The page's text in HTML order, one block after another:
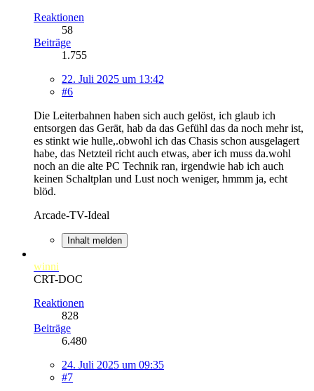
Reaktionen
58
Beiträge
1.755
22. Juli 2025 um 13:42
#6
Die Leiterbahnen haben sich auch gelöst, ich glaub ich
entsorgen das Gerät, hab da das Gefühl das da noch mehr ist,
es stinkt wie hulle,.obwohl ich das Chasis schon ausgelagert
habe, das Netzteil richt auch etwas, aber ich muss da.wohl
noch an die alte PC Technik ran, irgendwie hab ich auch
keinen Schaltplan und Lust noch weniger, hmmm ja, echt
blöd.
Arcade-TV-Ideal
Inhalt melden
winni
CRT-DOC
Reaktionen
828
Beiträge
6.480
24. Juli 2025 um 09:35
#7